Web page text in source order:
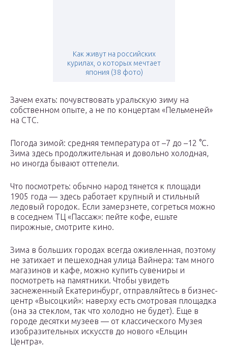
Как живут на российских
курилах, о которых мечтает
япония (38 фото)
Зачем ехать: почувствовать уральскую зиму на
собственном опыте, а не по концертам «Пельменей»
на СТС.
Погода зимой: средняя температура от –7 до –12 °С.
Зима здесь продолжительная и довольно холодная,
но иногда бывают оттепели.
Что посмотреть: обычно народ тянется к площади
1905 года — здесь работает крупный и стильный
ледовый городок. Если замерзнете, согреться можно
в соседнем ТЦ «Пассаж»: пейте кофе, ешьте
пирожные, смотрите кино.
Зима в больших городах всегда оживленная, поэтому
не затихает и пешеходная улица Вайнера: там много
магазинов и кафе, можно купить сувениры и
посмотреть на памятники. Чтобы увидеть
заснеженный Екатеринбург, отправляйтесь в бизнес-
центр «Высоцкий»: наверху есть смотровая площадка
(она за стеклом, так что холодно не будет). Еще в
городе десятки музеев — от классического Музея
изобразительных искусств до нового «Ельцин
Центра».